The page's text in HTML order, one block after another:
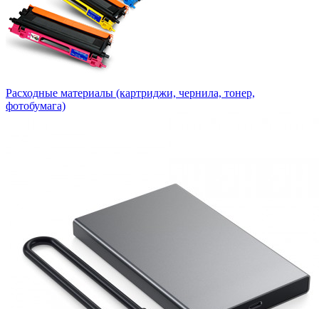
Расходные материалы (картриджи, чернила, тонер,
фотобумага)